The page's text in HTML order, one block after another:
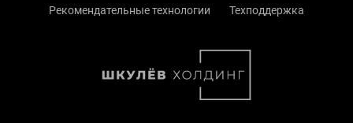
Рекомендательные технологии
Техподдержка